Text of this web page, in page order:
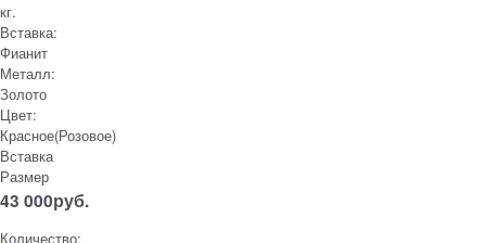
кг.
Вставка:
Фианит
Металл:
Золото
Цвет:
Красное(Розовое)
Вставка
Размер
43 000руб.
Количество: